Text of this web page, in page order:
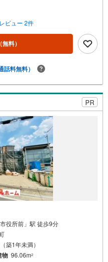
等級3取得【品質】設計住宅性
書【充実】駐車3台、5LDK、
■名鉄バス「品野火の見下」停
瀬戸線「尾張瀬戸」駅 までバス
歩7分（約540m）■品野中学
！*今から見たい！聞きたい！に
金計画でご不安な方もおまかせ
のルームツアーMOVIEを公開
物件の魅力をたっぷりご紹介し
ビュー 2件
（無料）
話料無料）
PR
役所前」駅 徒歩9分
築1年未満）
物 96.06m2